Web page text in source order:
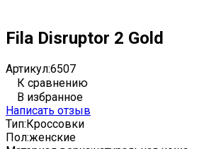
Fila Disruptor 2 Gold
Артикул:6507
К сравнению
В избранное
Написать отзыв
Тип:Кроссовки
Пол:женские